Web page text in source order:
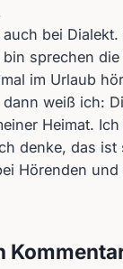
bei Dialekt.
sprechen die
im Urlaub
weiß ich:
Heimat.
denke, das ist
Hörenden und